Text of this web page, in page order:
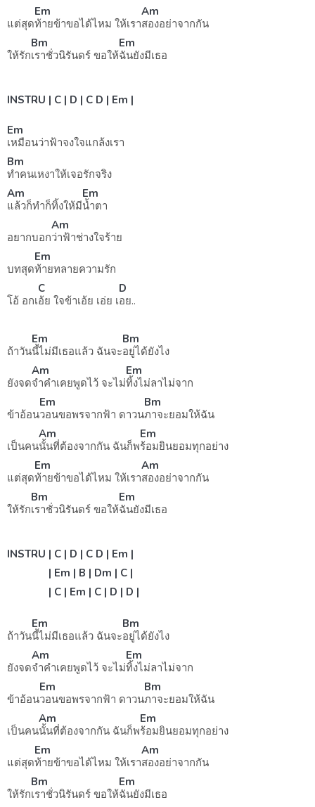
แต่สุด
Em
ท้ายข้าขอได้ไหม ให้เรา
Am
สองอย่าจากกัน
ให้รัก
Bm
เราชั่วนิรันดร์ ขอให้
Em
ฉันยังมีเธอ
INSTRU | C | D | C D | Em |
Em
เหมือนว่าฟ้าจงใจแกล้งเรา
Bm
ทำคนเหงาให้เจอรักจริง
Am
แล้วก็ทำก็ทิ้งให้มี
Em
น้ำตา
อยากบอก
Am
ว่าฟ้าช่างใจร้าย
บทสุด
Em
ท้ายทลายความรัก
โอ้ อกเ
C
อ้ย ใจข้าเอ้ย เอ่ย เ
D
อย..
ถ้าวัน
Em
นี้ไม่มีเธอแล้ว ฉันจะ
Bm
อยู่ได้ยังไง
ยังจด
Am
จำคำเคยพูดไว้ จะไม่
Em
ทิ้งไม่ลาไม่จาก
ข้าอ้อน
Em
วอนขอพรจากฟ้า ดาวน
Bm
ภาจะยอมให้ฉัน
เป็นคน
Am
นั้นที่ต้องจากกัน ฉันก็พ
Em
ร้อมยินยอมทุกอย่าง
แต่สุด
Em
ท้ายข้าขอได้ไหม ให้เรา
Am
สองอย่าจากกัน
ให้รัก
Bm
เราชั่วนิรันดร์ ขอให้
Em
ฉันยังมีเธอ
INSTRU | C | D | C D | Em |
| Em | B | Dm | C |
| C | Em | C | D | D |
ถ้าวัน
Em
นี้ไม่มีเธอแล้ว ฉันจะ
Bm
อยู่ได้ยังไง
ยังจด
Am
จำคำเคยพูดไว้ จะไม่
Em
ทิ้งไม่ลาไม่จาก
ข้าอ้อน
Em
วอนขอพรจากฟ้า ดาวน
Bm
ภาจะยอมให้ฉัน
เป็นคน
Am
นั้นที่ต้องจากกัน ฉันก็พ
Em
ร้อมยินยอมทุกอย่าง
แต่สุด
Em
ท้ายข้าขอได้ไหม ให้เรา
Am
สองอย่าจากกัน
ให้รัก
Bm
เราชั่วนิรันดร์ ขอให้
Em
ฉันยังมีเธอ